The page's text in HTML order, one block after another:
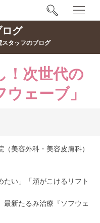
ログ
タッフのブログ
！次世代の
ェーブ」
美容外科・美容皮膚科）
たい」「頬がこけるリフト
最新たるみ治療『ソフウェ